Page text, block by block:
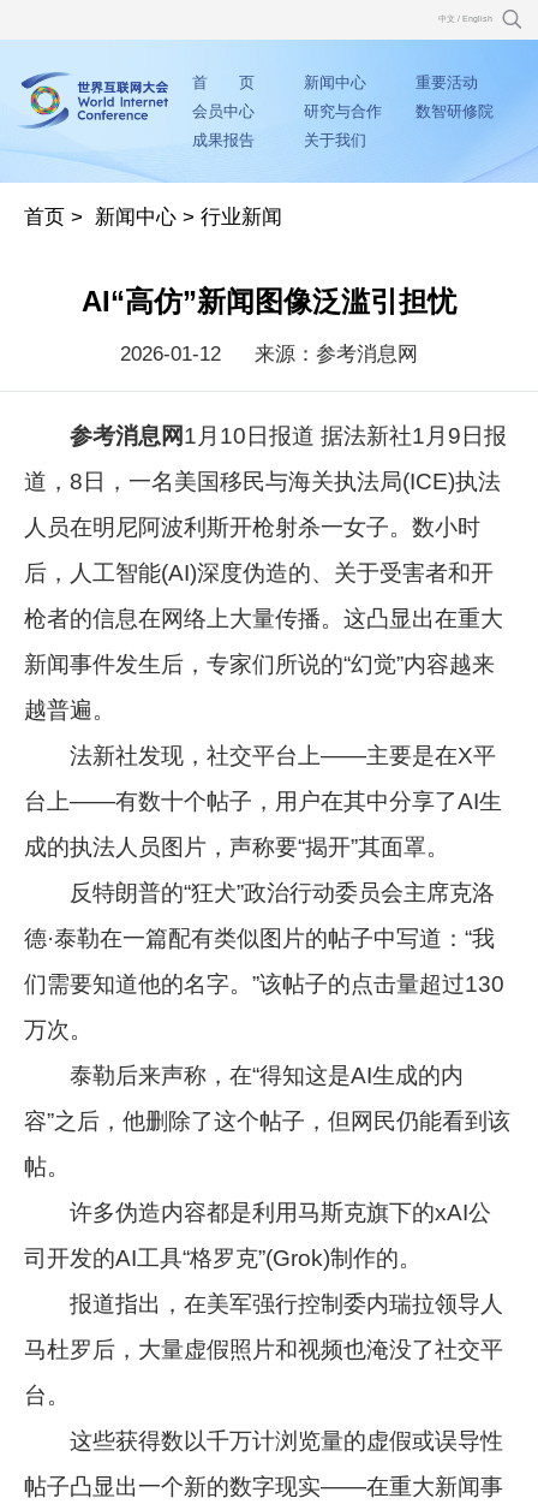
中文 / English
首 页 新闻中心
重要活动
会员中心
研究与合作
数智研修院
成果报告
关于我们
首页 > 新闻中心 >行业新闻
AI“高仿”新闻图像泛滥引担忧
2026-01-12 来源：参考消息网
参考消息网1月10日报道 据法新社1月9日报
道，8日，一名美国移民与海关执法局(ICE)执法
人员在明尼阿波利斯开枪射杀一女子。数小时
后，人工智能(AI)深度伪造的、关于受害者和开
枪者的信息在网络上大量传播。这凸显出在重大
新闻事件发生后，专家们所说的“幻觉”内容越来
越普遍。
法新社发现，社交平台上——主要是在X平
台上——有数十个帖子，用户在其中分享了AI生
成的执法人员图片，声称要“揭开”其面罩。
反特朗普的“狂犬”政治行动委员会主席克洛
德·泰勒在一篇配有类似图片的帖子中写道：“我
们需要知道他的名字。”该帖子的点击量超过130
万次。
泰勒后来声称，在“得知这是AI生成的内
容”之后，他删除了这个帖子，但网民仍能看到该
帖。
许多伪造内容都是利用马斯克旗下的xAI公
司开发的AI工具“格罗克”(Grok)制作的。
报道指出，在美军强行控制委内瑞拉领导人
马杜罗后，大量虚假照片和视频也淹没了社交平
台。
这些获得数以千万计浏览量的虚假或误导性
帖子凸显出一个新的数字现实——在重大新闻事